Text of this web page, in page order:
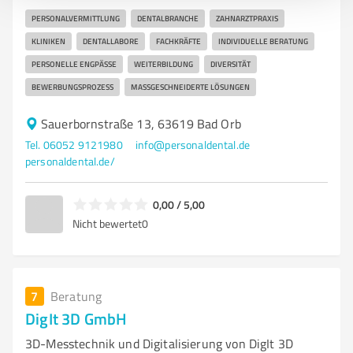
PERSONALVERMITTLUNG DENTALBRANCHE ZAHNARZTPRAXIS
KLINIKEN DENTALLABORE FACHKRÄFTE INDIVIDUELLE BERATUNG
PERSONELLE ENGPÄSSE WEITERBILDUNG DIVERSITÄT
BEWERBUNGSPROZESS MASSGESCHNEIDERTE LÖSUNGEN
Sauerbornstraße 13, 63619 Bad Orb
Tel. 06052 9121980
info@personaldental.de
personaldental.de/
0,00 / 5,00
Nicht bewertet0
7 Beratung
DigIt 3D GmbH
3D-Messtechnik und Digitalisierung von DigIt 3D